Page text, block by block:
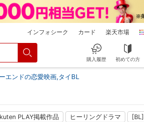
インフォシーク カード 楽天市場
購入履歴 初めての方
エンドの恋愛映画,タイBL
PLAY掲載作品 ヒーリングドラマ